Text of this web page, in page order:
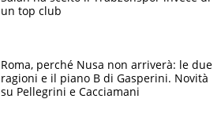
un top club
Roma, perché Nusa non arriverà: le due
ragioni e il piano B di Gasperini. Novità
su Pellegrini e Cacciamani